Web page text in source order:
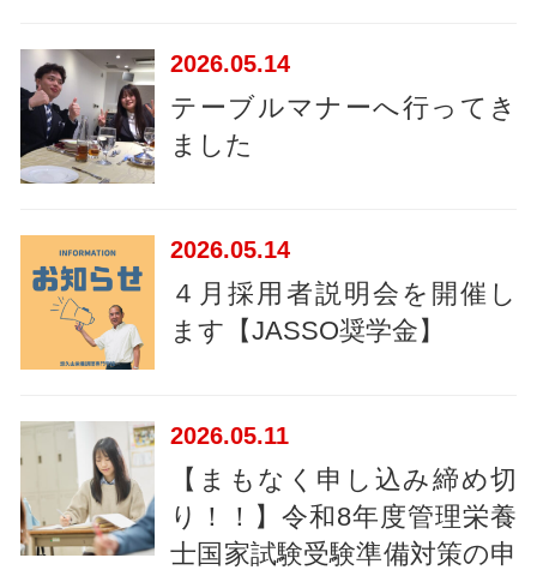
2026 05.14
テーブルマナーへ行ってき
ました
2026 05.14
４月採用者説明会を開催し
ます【JASSO奨学金】
2026 05.11
【まもなく申し込み締め切
り！！】令和8年度管理栄養
士国家試験受験準備対策の申